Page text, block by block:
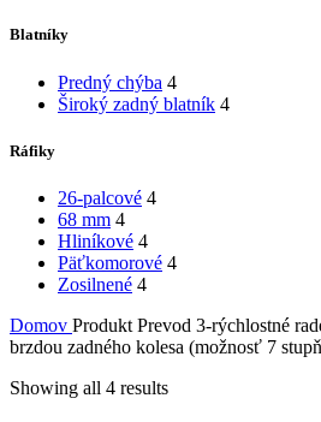
Blatníky
Predný chýba 4
Široký zadný blatník 4
Ráfiky
26-palcové 4
68 mm 4
Hliníkové 4
Päťkomorové 4
Zosilnené 4
Domov Produkt Prevod 3-rýchlostné
brzdou zadného kolesa (možnosť 7
Showing all 4 results